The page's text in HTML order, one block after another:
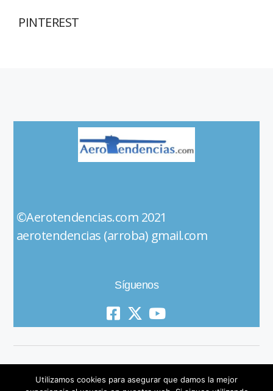
PINTEREST
©Aerotendencias.com 2021
aerotendencias (arroba) gmail.com
Síguenos
Utilizamos cookies para asegurar que damos la mejor